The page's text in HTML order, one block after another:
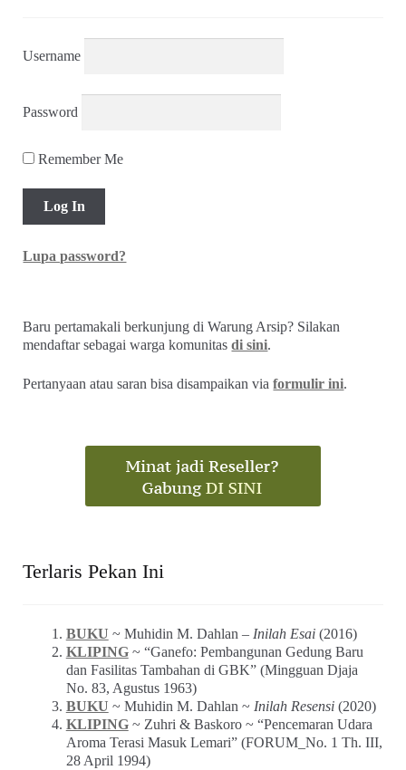
Username
Password
Remember Me
Lupa password?
Baru pertamakali berkunjung di Warung Arsip? Silakan
mendaftar sebagai warga komunitasdi sini.
Pertanyaan atau saran bisa disampaikan viaformulir ini.
Terlaris Pekan Ini
BUKU ~ Muhidin M. Dahlan – Inilah Esai(2016)
KLIPING~ “Ganefo: Pembangunan Gedung Baru
dan Fasilitas Tambahan di GBK” (Mingguan Djaja
No. 83, Agustus 1963)
BUKU ~ Muhidin M. Dahlan ~ Inilah Resensi(2020)
KLIPING~ Zuhri & Baskoro ~ “Pencemaran Udara
Aroma Terasi Masuk Lemari” (FORUM_No. 1 Th. III,
28 April 1994)